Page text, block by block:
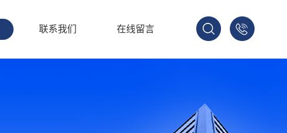
联系我们 在线留言